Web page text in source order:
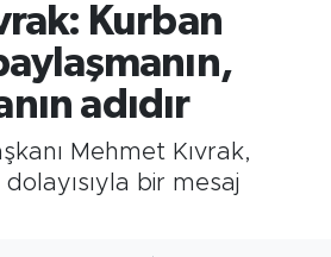
Kurban
adıdır
Mehmet Kıvrak,
bir mesaj